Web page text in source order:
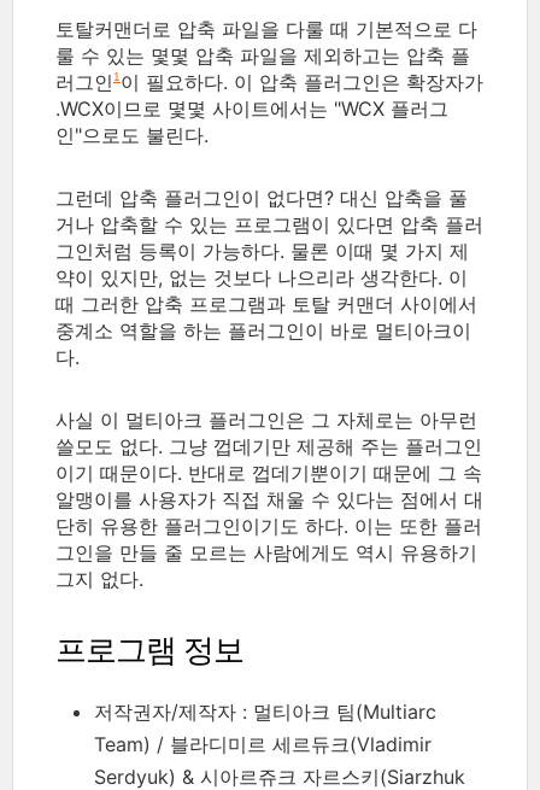
토탈커맨더로 압축 파일을 다룰 때 기본적으로 다
룰 수 있는 몇몇 압축 파일을 제외하고는 압축 플
러그인1이 필요하다. 이 압축 플러그인은 확장자가
.WCX이므로 몇몇 사이트에서는 "WCX 플러그
인"으로도 불린다.
그런데 압축 플러그인이 없다면? 대신 압축을 풀
거나 압축할 수 있는 프로그램이 있다면 압축 플러
그인처럼 등록이 가능하다. 물론 이때 몇 가지 제
약이 있지만, 없는 것보다 나으리라 생각한다. 이
때 그러한 압축 프로그램과 토탈 커맨더 사이에서
중계소 역할을 하는 플러그인이 바로 멀티아크이
다.
사실 이 멀티아크 플러그인은 그 자체로는 아무런
쓸모도 없다. 그냥 껍데기만 제공해 주는 플러그인
이기 때문이다. 반대로 껍데기뿐이기 때문에 그 속
알맹이를 사용자가 직접 채울 수 있다는 점에서 대
단히 유용한 플러그인이기도 하다. 이는 또한 플러
그인을 만들 줄 모르는 사람에게도 역시 유용하기
그지 없다.
프로그램 정보
저작권자/제작자 : 멀티아크 팀(Multiarc
Team) / 블라디미르 세르듀크(Vladimir
Serdyuk) & 시아르쥬크 자르스키(Siarzhuk